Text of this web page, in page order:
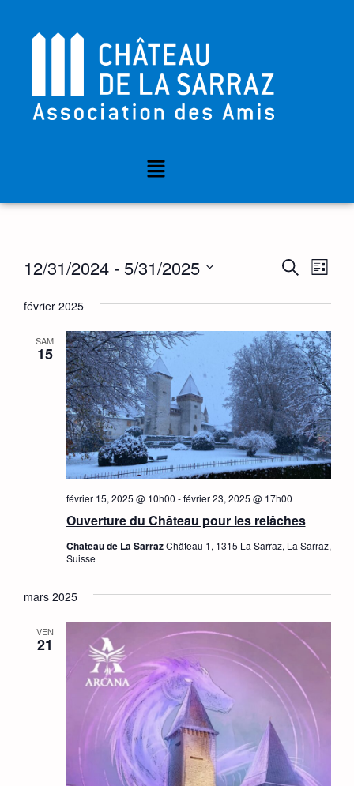
et
de
vues
LISTE
12/31/2024 - 5/31/2025
une
date.
février 2025
SAM
15
Ouverture du Château pour les relâches
février 15, 2025 @ 10h00 -février 23, 2025 @ 17h00
Château de La SarrazChâteau 1, 1315 La Sarraz, La Sarraz,
Suisse
mars 2025
VEN
21